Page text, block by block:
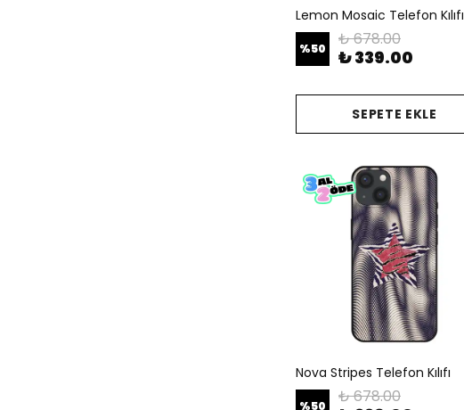
Lemon Mosaic Telefon Kılıfı
%50 ₺ 678.00
₺ 339.00
SEPETE EKLE
Nova Stripes Telefon Kılıfı
%50 ₺ 678.00